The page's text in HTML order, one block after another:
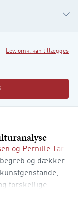
Lev. omk. kan tillægges
og Pernille
og dækker
forskellige